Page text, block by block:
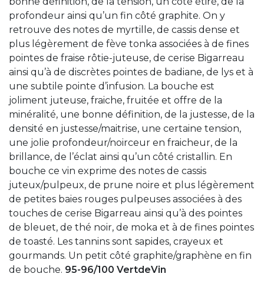
profondeur ainsi qu’un fin côté graphite. On y
retrouve des notes de myrtille, de cassis dense et
plus légèrement de fève tonka associées à de fines
pointes de fraise rôtie-juteuse, de cerise Bigarreau
ainsi qu’à de discrètes pointes de badiane, de lys et à
une subtile pointe d’infusion. La bouche est
joliment juteuse, fraiche, fruitée et offre de la
minéralité, une bonne définition, de la justesse, de la
densité en justesse/maitrise, une certaine tension,
une jolie profondeur/noirceur en fraicheur, de la
brillance, de l’éclat ainsi qu’un côté cristallin. En
bouche ce vin exprime des notes de cassis
juteux/pulpeux, de prune noire et plus légèrement
de petites baies rouges pulpeuses associées à des
touches de cerise Bigarreau ainsi qu’à des pointes
de bleuet, de thé noir, de moka et à de fines pointes
de toasté. Les tannins sont sapides, crayeux et
gourmands. Un petit côté graphite/graphène en fin
de bouche. 95-96/100 VertdeVin